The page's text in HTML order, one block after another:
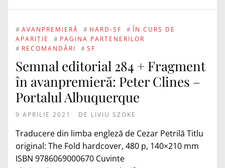
# AVANPREMIERĂ # HARD-SF # ÎN CURS DE
APARIȚIE
# PAGINA PARTENERILOR
# RECOMANDĂRI # SF
Semnal editorial 284 + Fragment
în avanpremieră: Peter Clines –
Portalul Albuquerque
9 APRILIE 2021 DE LIVIU SZOKE
Traducere din limba engleză de Cezar Petrilă Titlu
original: The Fold hardcover, 480 p, 140×210 mm
ISBN 9786069000670 Cuvinte